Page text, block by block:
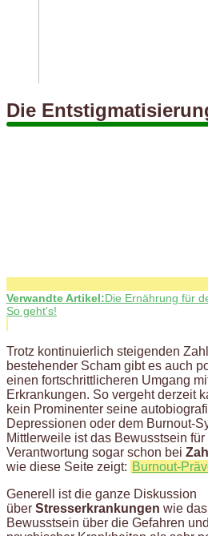
Die
Verwandte Artikel:Die Ernährung für
So geht's!
Trotz kontinuierlich steigenden
bestehender Scham gibt es auch
einen fortschrittlicheren Umgang
Erkrankungen. So vergeht derzeit
kein Prominenter seine
Depressionen oder dem Burnout-
Mittlerweile ist das Bewusstsein
Verantwortung sogar schon bei
wie diese Seite zeigt: Burnout-
Generell ist die ganze Diskussion
über Stresserkrankungen wie
Bewusstsein über die Gefahren